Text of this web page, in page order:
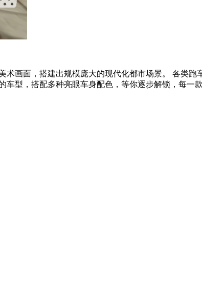
术画面，搭建出规模庞大的现代化都市场景。 各类
型，搭配多种亮眼车身配色，等你逐步解锁，每一